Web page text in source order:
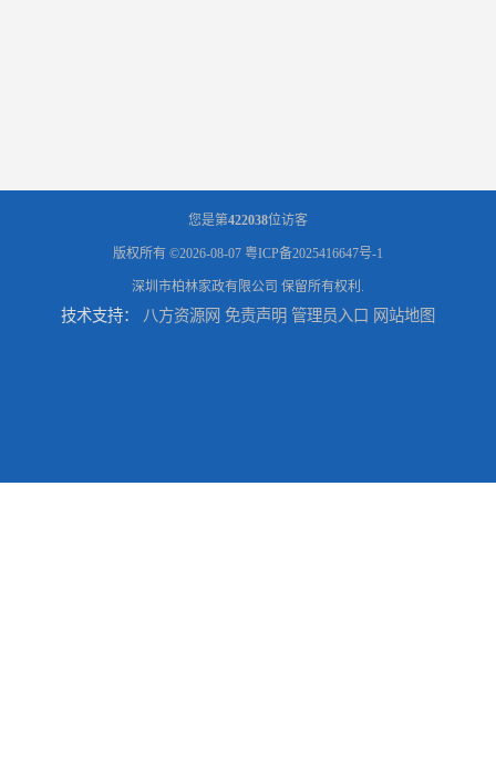
您是第422038位访客
版权所有 ©2026-08-07 粤ICP备2025416647号-1
深圳市柏林家政有限公司 保留所有权利.
技术支持： 八方资源网 免责声明 管理员入口 网站地图